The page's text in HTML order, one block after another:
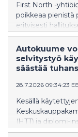
First North -
poikkeaa pienistä
erityisesti
jäsenten
osalta. Tiedot
varsinaista
Autokuume
selvitystyö
säästää
28.7.2026 09:34:23
Kesällä
(HTT) ja diplomi-
että käytetyn